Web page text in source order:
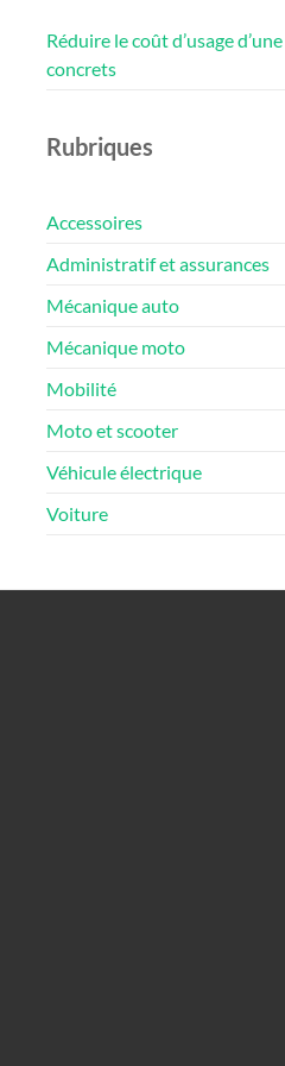
Réduire le coût d’usage
concrets
Rubriques
Accessoires
Administratif et assurances
Mécanique auto
Mécanique moto
Mobilité
Moto et scooter
Véhicule électrique
Voiture